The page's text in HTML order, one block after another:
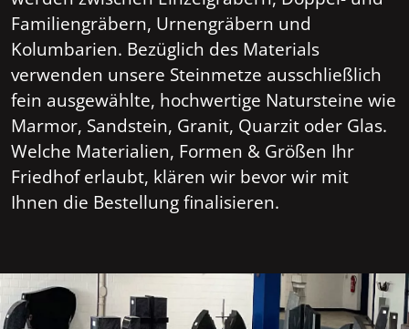
Familiengräbern, Urnengräbern und
Kolumbarien. Bezüglich des Materials
verwenden unsere Steinmetze ausschließlich
fein ausgewählte, hochwertige Natursteine wie
Marmor, Sandstein, Granit, Quarzit oder Glas.
Welche Materialien, Formen & Größen Ihr
Friedhof erlaubt, klären wir bevor wir mit
Ihnen die Bestellung finalisieren.